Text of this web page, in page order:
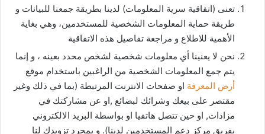
تعنى (اتفاقية سرية المعلومات) لدينا بطريقة جمعنا للبيانات و
طريقة حماية المعلومات الشخصية للمستخدمين، وهي بغاية
الأهمية للاطلاع و مراجعة تفاصيل هذه الاتفاقية
نحن لا يعنينا أي معلومات شخصية لشخص محدد بعينه ، و إنما
يتم جمع المعلومات الشخصية من الراغبين باستخدام موقع
أرض المعرفة او صفحات الانترنت المرتبطة (بما في ذلك وغير
مقتصر على بيعك وشرائك لبضائع ,او عن مشاركتك في
مزادات, او حين تتصل هاتفيا او بواسطة البريد الالكتروني
بفريق مركز دعم المستخدمين لدينا). و بمجرد تزويدك لنا